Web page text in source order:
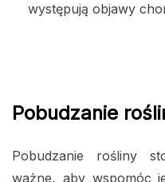
występują objawy
Pobudzanie
Pobudzanie rośliny
ważne, aby wspomóc